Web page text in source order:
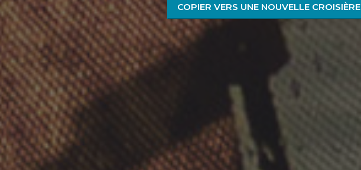
COPIER VERS UNE NOUVELLE CROISIÈRE